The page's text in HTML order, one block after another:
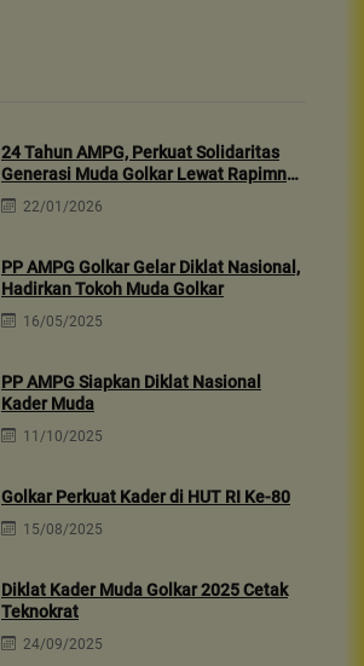
24 Tahun AMPG, Perkuat Solidaritas
Generasi Muda Golkar Lewat Rapimnas
2026 & Aksi Sosial 10rb Dhuafa
22/01/2026
PP AMPG Golkar Gelar Diklat Nasional,
Hadirkan Tokoh Muda Golkar
16/05/2025
PP AMPG Siapkan Diklat Nasional
Kader Muda
11/10/2025
Golkar Perkuat Kader di HUT RI Ke-80
15/08/2025
Diklat Kader Muda Golkar 2025 Cetak
Teknokrat
24/09/2025